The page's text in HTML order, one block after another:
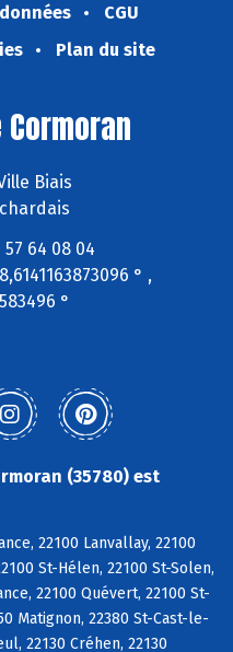
CGU
Plan du site
Biais
57 64 08 04
° ,
°
(35780) est
22100 Lanvallay, 22100
St-Hélen, 22100 St-Solen,
22100 Quévert, 22100 St-
Matignon, 22380 St-Cast-le-
22130 Créhen, 22130